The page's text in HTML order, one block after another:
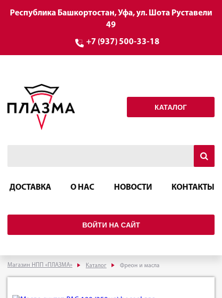
Республика Башкортостан, Уфа, ул. Шота Руставели
49
+7 (937) 500-33-18
КАТАЛОГ
ДОСТАВКА О НАС НОВОСТИ КОНТАКТЫ
ВОЙТИ НА САЙТ
Магазин НПП «ПЛАЗМА» Каталог Фреон и масла